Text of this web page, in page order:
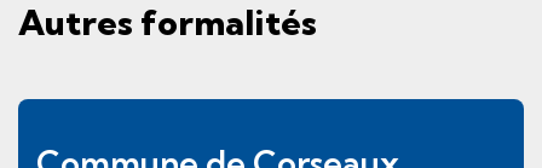
Autres formalités
Pied de page